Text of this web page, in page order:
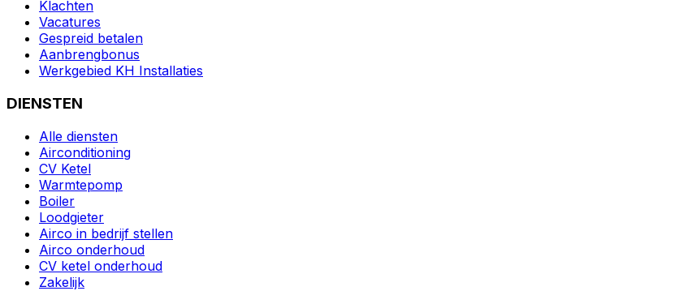
Klachten
Vacatures
Gespreid betalen
Aanbrengbonus
Werkgebied KH Installaties
DIENSTEN
Alle diensten
Airconditioning
CV Ketel
Warmtepomp
Boiler
Loodgieter
Airco in bedrijf stellen
Airco onderhoud
CV ketel onderhoud
Zakelijk